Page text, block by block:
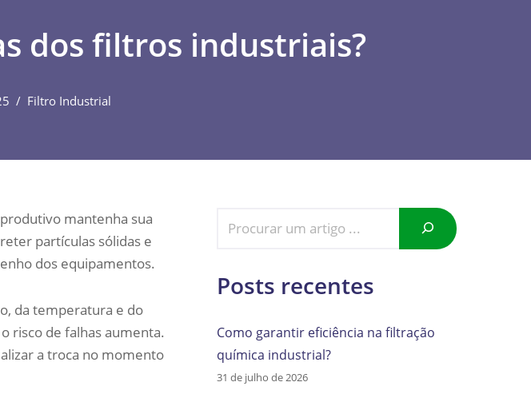
dos filtros industriais?
Filtro Industrial
mantenha sua
partículas sólidas e
dos equipamentos.
da temperatura e do
risco de falhas aumenta.
a troca no momento
Posts recentes
Como garantir eficiência na filtração
química industrial?
31 de julho de 2026